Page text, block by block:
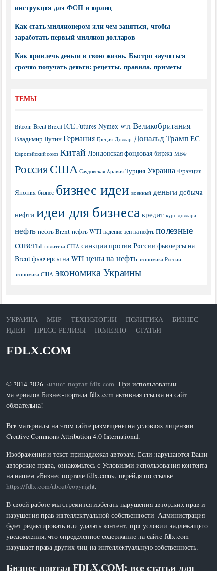
инструкция для ФОП и юрлиц
Как стать миллионером или чем заняться, чтобы
заработать первый миллион долларов
Как привлечь деньги в свою жизнь. Быстро научиться
срочно получать деньги: рецепты, правила, приметы
ТЕМЫ
Bitcoin Brent Brexit ICE Futures Nymex WTI Великобритания
Владимир Путин Германия Греция Доллар Дональд Трамп ЕС
Европейский союз Китай Лондонская фондовая биржа МВФ
РоссияСША Саудовская Аравия Турция Украина Франция
Япония бизнес бизнес идеи военный деньги добыча
нефти идеи для бизнеса кредит курс доллара
нефть нефть Brent нефть WTI падение цен на нефть полезные
советы политика США санкции против России фьючерсы на
Brent фьючерсы на WTI цены на нефть экономика России
экономика США экономика Украины
УКРАИНА МИР ТЕХНОЛОГИИ ПОЛИТИКА
БИЗНЕС
ИДЕИ
ПРЕСС-РЕЛИЗЫ ПОЛЕЗНО СТАТЬИ
FDLX.COM
© 2014-2026Бизнес-портал fdlx.com. При использовании
материалов Бизнес-портала fdlx.com активная ссылка на сайт
обязательна!
Все материалы на этом сайте размещены на условиях лицензии
Creative Commons Attribution 4.0 International.
Изображения и текст принадлежат авторам. Если нарушаются Ваши
авторские права, ознакомьтесь с Условиями использования контента
на нашем «Бизнес портале fdlx.com», перейдя по ссылке
https://fdlx.com/about/copyright.
В своей работе мы стремится избегать нарушения авторских прав и
нарушения прав интеллектуальной собственности. Администрация
будет редактировать или удалять контент, при условии надлежащего
уведомления, что определенное содержание на сайте fdlx.com
нарушает права других лиц на интеллектуальную собственность.
Бизнес портал FDLX.COM: все статьи для